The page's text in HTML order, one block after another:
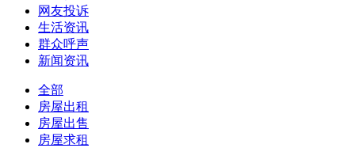
网友投诉
生活资讯
群众呼声
新闻资讯
全部
房屋出租
房屋出售
房屋求租